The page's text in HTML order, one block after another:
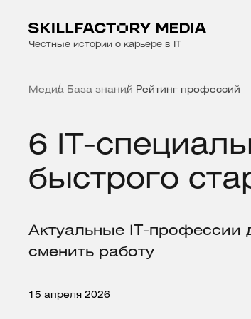
Честные истории о карьере в IT
Медиа База знаний Рейтинг профессий
6 IT-
быстрого
Актуальные IT-профессии
сменить работу
15 апреля 2026